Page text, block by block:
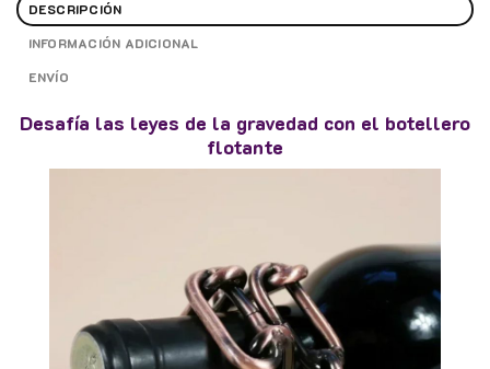
DESCRIPCIÓN
INFORMACIÓN ADICIONAL
ENVÍO
Desafía las leyes de la gravedad con el botellero
flotante